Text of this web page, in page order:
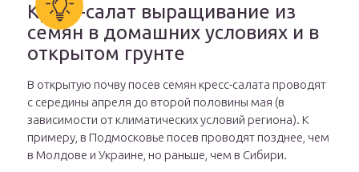
Кресс-салат выращивание из
семян в домашних условиях и в
открытом грунте
В открытую почву посев семян кресс-салата проводят
с середины апреля до второй половины мая (в
зависимости от климатических условий региона). К
примеру, в Подмосковье посев проводят позднее, чем
в Молдове и Украине, но раньше, чем в Сибири.